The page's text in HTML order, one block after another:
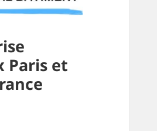
Paris et